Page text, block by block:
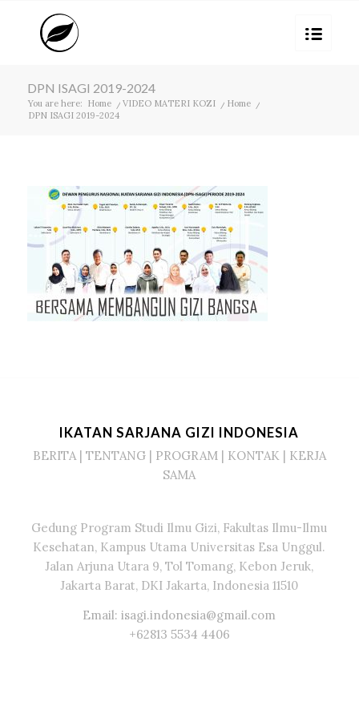
DPN ISAGI 2019-2024
You are here: Home / VIDEO MATERI KOZI / Home
/
DPN ISAGI 2019-2024
IKATAN SARJANA GIZI INDONESIA
BERITA| TENTANG| PROGRAM | KONTAK | KERJA
SAMA
Gedung Program Studi Ilmu Gizi, Fakultas Ilmu-Ilmu
Kesehatan, Kampus Utama Universitas Esa Unggul.
Jalan Arjuna Utara 9, Tol Tomang, Kebon Jeruk,
Jakarta Barat, DKI Jakarta, Indonesia 11510
Email: isagi.indonesia@gmail.com
+62813 5534 4406